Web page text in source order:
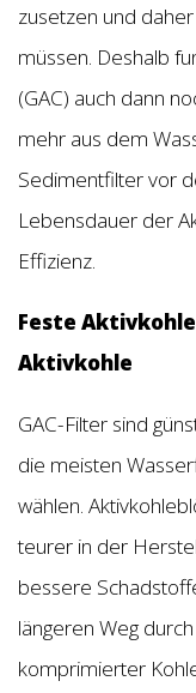
zusetzen und
müssen. Deshalb
(GAC) auch dann
mehr aus dem
Sedimentfilter vor
Lebensdauer der
Effizienz.
Feste
Aktivkohle
GAC-Filter sind
die meisten
wählen.
teurer in der
bessere
längeren Weg
komprimierter